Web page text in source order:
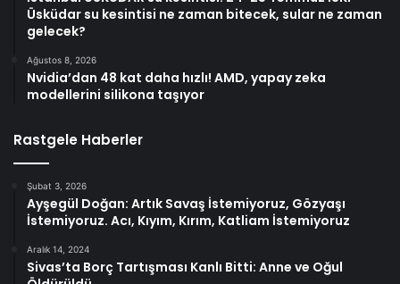
Üsküdar su kesintisi ne zaman bitecek, sular ne zaman
gelecek?
Ağustos 8, 2026
Nvidia’dan 48 kat daha hızlı! AMD, yapay zeka
modellerini silikona taşıyor
Rastgele Haberler
Şubat 3, 2026
Ayşegül Doğan: Artık Savaş İstemiyoruz, Gözyaşı
İstemiyoruz. Acı, Kıyım, Kırım, Katliam İstemiyoruz
Aralık 14, 2024
Sivas’ta Borç Tartışması Kanlı Bitti: Anne ve Oğul